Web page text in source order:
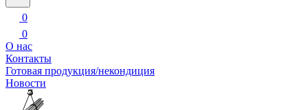
0
0
О нас
Контакты
Готовая продукция/некондиция
Новости